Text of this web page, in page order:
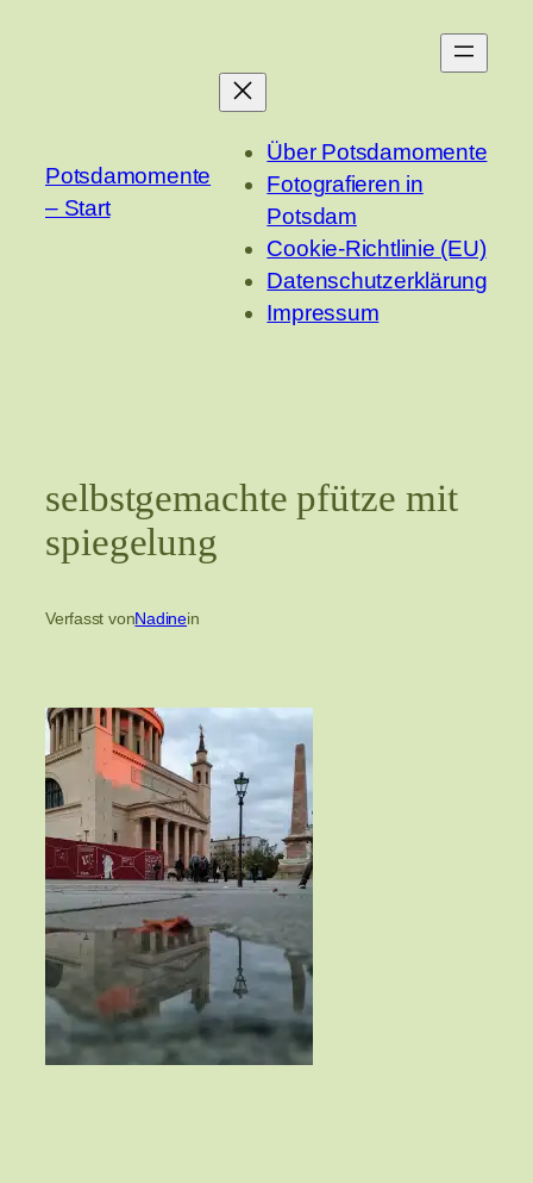
Potsdamomente
– Start
Über Potsdamomente
Fotografieren in
Potsdam
Cookie-Richtlinie (EU)
Datenschutzerklärung
Impressum
selbstgemachte pfütze mit
spiegelung
Verfasst vonNadinein